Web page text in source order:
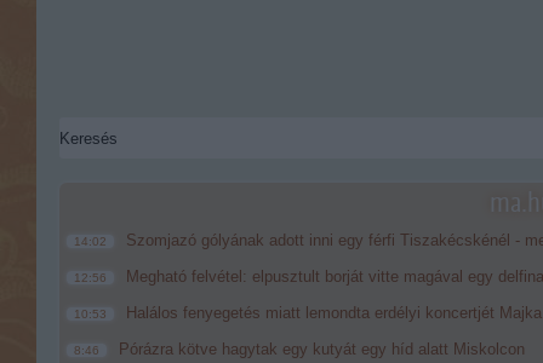
14:02 Szomjazó gólyának adott inni egy férfi Tiszakécskénél -
12:56 Megható felvétel: elpusztult borját vitte magával egy
10:53 Halálos fenyegetés miatt lemondta erdélyi koncertjét Majka
8:46 Pórázra kötve hagytak egy kutyát egy híd alatt Miskolcon